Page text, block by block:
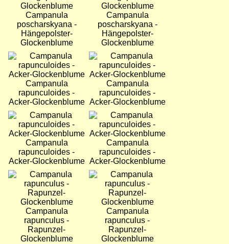
Campanula
poscharskyana -
Hängepolster-
Glockenblume
Campanula
poscharskyana -
Hängepolster-
Glockenblume
Bild
Campanula
rapunculoides -
Acker-Glockenblume
Bild
Campanula
rapunculoides -
Acker-Glockenblume
Bild
Campanula
rapunculoides -
Acker-Glockenblume
Bild
Campanula
rapunculoides -
Acker-Glockenblume
Bild
Campanula
rapunculus -
Rapunzel-
Glockenblume
Bild
Campanula
rapunculus -
Rapunzel-
Glockenblume